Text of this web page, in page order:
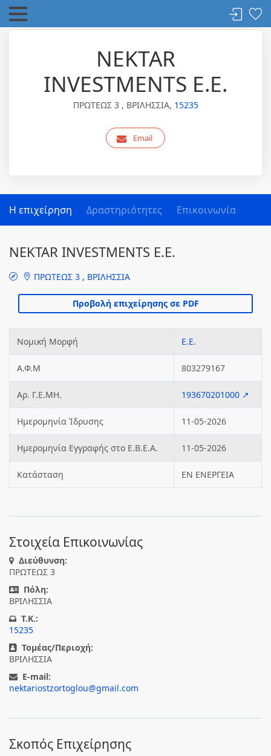
NEKTAR
INVESTMENTS Ε.Ε.
ΠΡΩΤΕΩΣ 3 , ΒΡΙΛΗΣΣΙΑ, 15235
Email
Η επιχείρηση Δραστηριότητες Επικοινωνία
NEKTAR INVESTMENTS Ε.Ε.
ΠΡΩΤΕΩΣ 3 , ΒΡΙΛΗΣΣΙΑ
Νομική Μορφή Ε.Ε.
Α.Φ.Μ 803279167
Αρ. Γ.Ε.ΜΗ. 193670201000 ↗
Ημερομηνία Ίδρυσης 11-05-2026
Ημερομηνία Εγγραφής στο Ε.Β.Ε.Α. 11-05-2026
Κατάσταση ΕΝ ΕΝΕΡΓΕΙΑ
Στοιχεία Επικοινωνίας
Διεύθυνση:
ΠΡΩΤΕΩΣ 3
Πόλη:
ΒΡΙΛΗΣΣΙΑ
T.K.:
15235
Τομέας/Περιοχή:
ΒΡΙΛΗΣΣΙΑ
E-mail:
nektariostzortoglou@gmail.com
Σκοπός Επιχείρησης